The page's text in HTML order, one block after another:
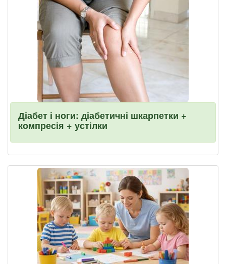
Діабет і ноги: діабетичні шкарпетки +
компресія + устілки